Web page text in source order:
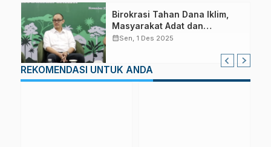
Birokrasi Tahan Dana Iklim,
Masyarakat Adat dan
Kampong Hanya Terima
calendar_monthSen, 1 Des 2025
REKOMENDASI UNTUK ANDA